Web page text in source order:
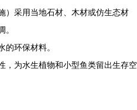
）采用当地石材、木材或仿生态材
环保材料。
，为水生植物和小型鱼类留出生存空